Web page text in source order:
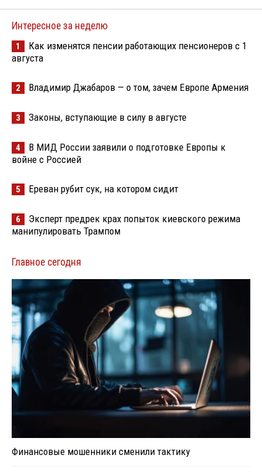
Интересное за неделю
1
Как изменятся пенсии работающих пенсионеров с 1
августа
2 Владимир Джабаров — о том, зачем Европе Армения
3 Законы, вступающие в силу в августе
4
В МИД России заявили о подготовке Европы к
войне с Россией
5 Ереван рубит сук, на котором сидит
6
Эксперт предрек крах попыток киевского режима
манипулировать Трампом
Главное сегодня
Финансовые мошенники сменили тактику